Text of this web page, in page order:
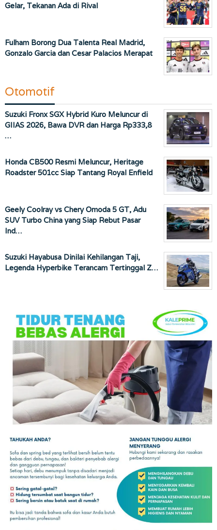
Gelar, Tekanan Ada di Rival
Fulham Borong Dua Talenta Real Madrid,
Gonzalo Garcia dan Cesar Palacios Merapat
Otomotif
Suzuki Fronx SGX Hybrid Kuro Meluncur di
GIIAS 2026, Bawa DVR dan Harga Rp333,8
…
Honda CB500 Resmi Meluncur, Heritage
Roadster 501cc Siap Tantang Royal Enfield
Geely Coolray vs Chery Omoda 5 GT, Adu
SUV Turbo China yang Siap Rebut Pasar
Ind…
Suzuki Hayabusa Dinilai Kehilangan Taji,
Legenda Hyperbike Terancam Tertinggal Z…